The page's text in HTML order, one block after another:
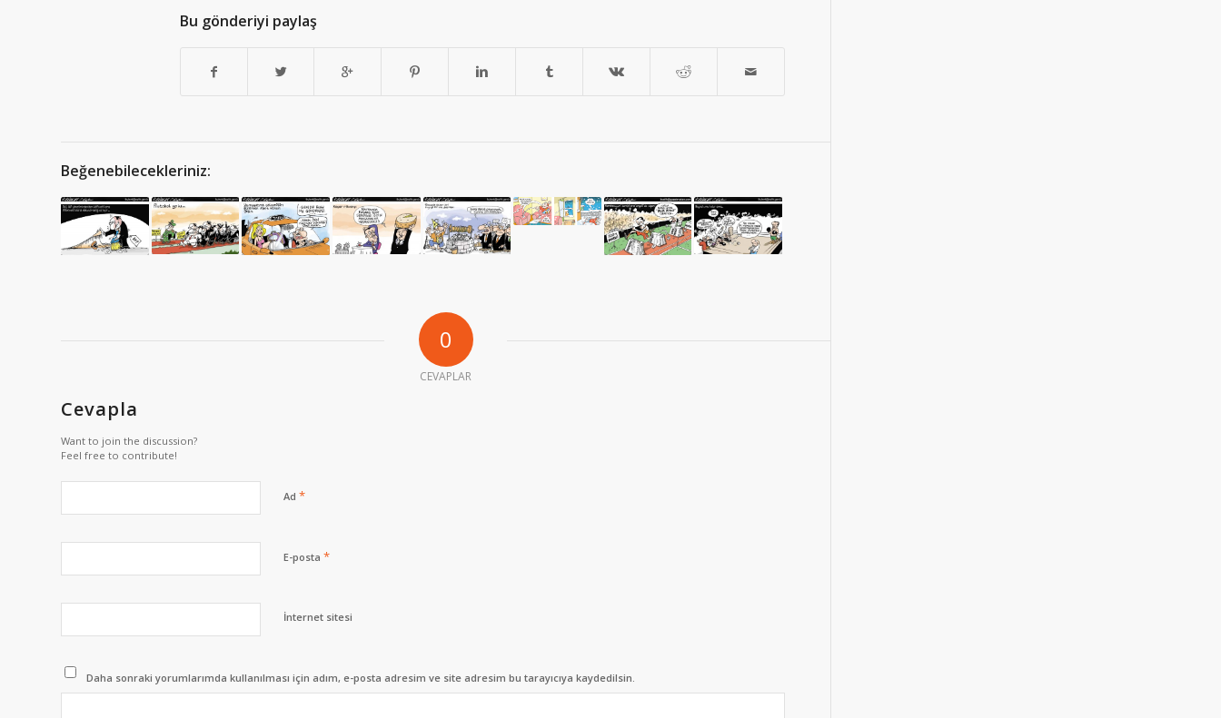
Bu gönderiyi paylaş
Beğenebilecekleriniz:
0
CEVAPLAR
Cevapla
Want to join the discussion?
Feel free to contribute!
Ad *
E-posta *
İnternet sitesi
Daha sonraki yorumlarımda kullanılması için adım, e-posta adresim ve site adresim bu tarayıcıya kaydedilsin.